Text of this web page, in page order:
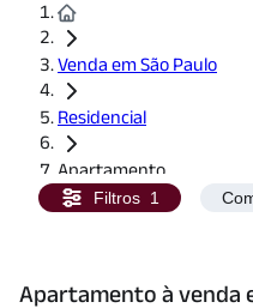
Venda em São Paulo
Residencial
Apartamento
Filtros 1
Apartamento à venda